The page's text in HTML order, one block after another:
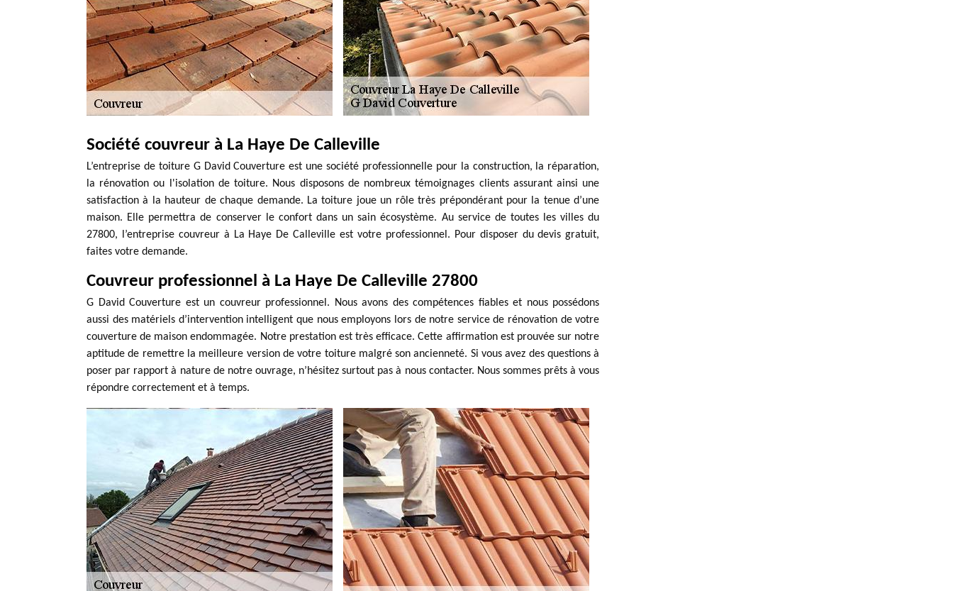
Société couvreur à La Haye De Calleville
L’entreprise de toiture G David Couverture est une société professionnelle pour la construction, la réparation,
la rénovation ou l'isolation de toiture. Nous disposons de nombreux témoignages clients assurant ainsi une
satisfaction à la hauteur de chaque demande. La toiture joue un rôle très prépondérant pour la tenue d’une
maison. Elle permettra de conserver le confort dans un sain écosystème. Au service de toutes les villes du
27800, l’entreprise couvreur à La Haye De Calleville est votre professionnel. Pour disposer du devis gratuit,
faites votre demande.
Couvreur professionnel à La Haye De Calleville 27800
G David Couverture est un couvreur professionnel. Nous avons des compétences fiables et nous possédons
aussi des matériels d’intervention intelligent que nous employons lors de notre service de rénovation de votre
couverture de maison endommagée. Notre prestation est très efficace. Cette affirmation est prouvée sur notre
aptitude de remettre la meilleure version de votre toiture malgré son ancienneté. Si vous avez des questions à
poser par rapport à nature de notre ouvrage, n’hésitez surtout pas à nous contacter. Nous sommes prêts à vous
répondre correctement et à temps.